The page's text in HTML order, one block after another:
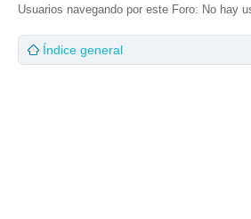
Usuarios navegando por este Foro: No hay
Índice general